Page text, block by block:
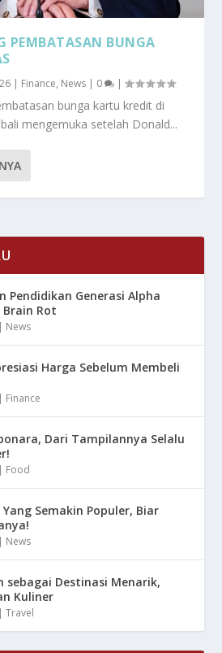
PEMBATASAN BUNGA
| Finance, News | 0 |
bunga kartu kredit di
mengemuka setelah Donald...
Pendidikan Generasi Alpha
Rot
| News
Harga Sebelum Membeli
| Finance
Dari Tampilannya Selalu
| Food
Semakin Populer, Biar
| News
sebagai Destinasi Menarik,
Kuliner
|Travel